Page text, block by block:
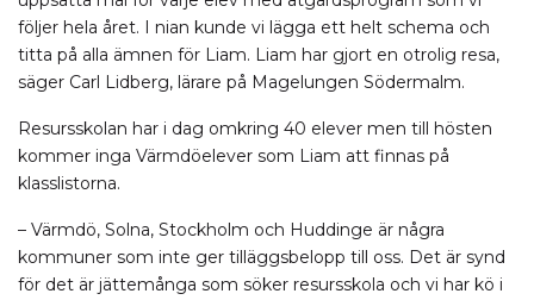
följer hela året. I nian kunde vi lägga ett helt schema och
titta på alla ämnen för Liam. Liam har gjort en otrolig resa,
säger Carl Lidberg, lärare på Magelungen Södermalm.
Resursskolan har i dag omkring 40 elever men till hösten
kommer inga Värmdöelever som Liam att finnas på
klasslistorna.
– Värmdö, Solna, Stockholm och Huddinge är några
kommuner som inte ger tilläggsbelopp till oss. Det är synd
för det är jättemånga som söker resursskola och vi har kö i